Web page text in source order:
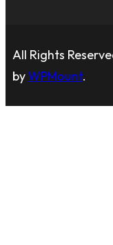
All Rights
byWPMount.